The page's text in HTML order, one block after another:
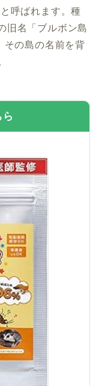
呼ばれます。種
旧名「ブルボン島
その島の名前を背